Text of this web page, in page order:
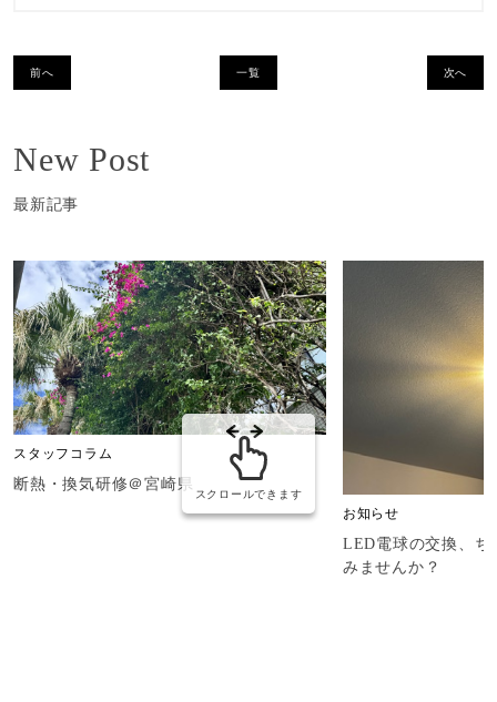
前へ 一覧 次へ
New Post
最新記事
スタッフコラム
断熱・換気研修＠宮崎県
お知らせ
LED電球の交換、ち
みませんか？
スクロールできます